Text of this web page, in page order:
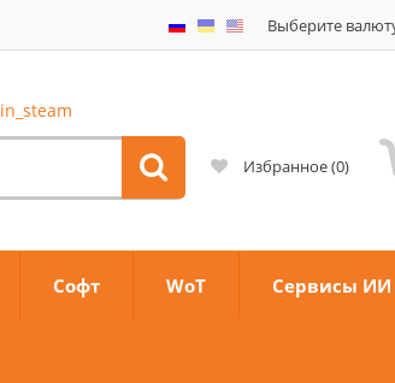
Выберите
Избранное(0)
Софт WoT Сервисы ИИ